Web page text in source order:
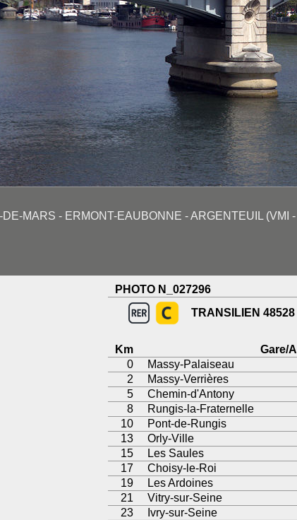
MARS - ERMONT-EAUBONNE - ARGENTEUIL
PHOTO N_027296
TRANSILIEN
Km Gare/
0
Massy-Palaiseau
2
Massy-Verrières
5
Chemin-d'Antony
8
Rungis-la-Fraternelle
10
Pont-de-Rungis
13
Orly-Ville
15
Les Saules
17
Choisy-le-Roi
19
Les Ardoines
21
Vitry-sur-Seine
23
Ivry-sur-Seine